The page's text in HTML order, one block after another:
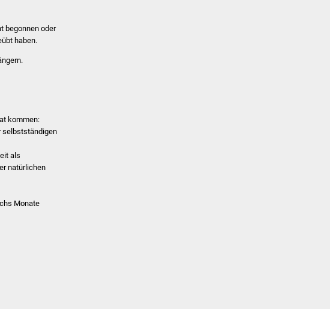
begonnen oder
haben.
kommen:
selbstständigen
als
natürlichen
Monate